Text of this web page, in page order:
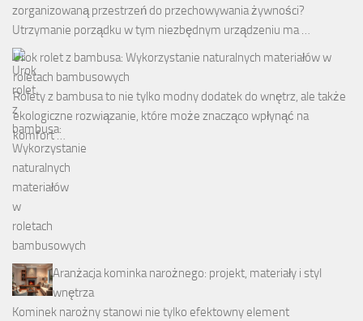
zorganizowaną przestrzeń do przechowywania żywności?
Utrzymanie porządku w tym niezbędnym urządzeniu ma …
Urok rolet z bambusa: Wykorzystanie naturalnych materiałów w
roletach bambusowych
Rolety z bambusa to nie tylko modny dodatek do wnętrz, ale także
ekologiczne rozwiązanie, które może znacząco wpłynąć na
komfort …
Aranżacja kominka narożnego: projekt, materiały i styl
wnętrza
Kominek narożny stanowi nie tylko efektowny element